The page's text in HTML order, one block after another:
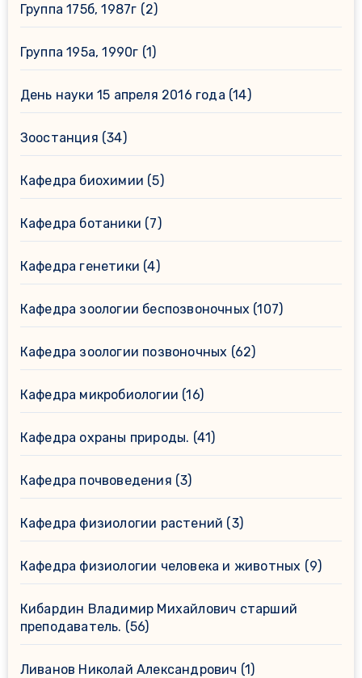
Группа 175б, 1987г (2)
Группа 195а, 1990г (1)
День науки 15 апреля 2016 года (14)
Зоостанция (34)
Кафедра биохимии (5)
Кафедра ботаники (7)
Кафедра генетики (4)
Кафедра зоологии беспозвоночных (107)
Кафедра зоологии позвоночных (62)
Кафедра микробиологии (16)
Кафедра охраны природы. (41)
Кафедра почвоведения (3)
Кафедра физиологии растений (3)
Кафедра физиологии человека и животных (9)
Кибардин Владимир Михайлович старший
преподаватель. (56)
Ливанов Николай Александрович (1)